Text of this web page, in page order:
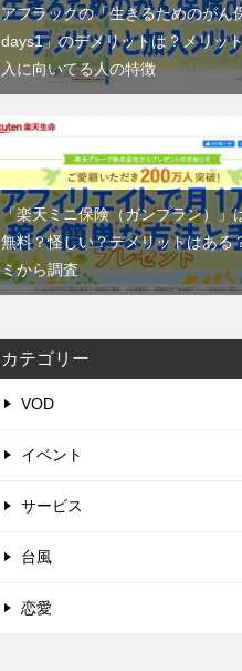
アフラックの「生きるためのがん
days1」のデメリットは？メリッ
入に向いてる人の特徴
「楽天ミニ保険（ガンプラン）」
無料？怪しい？デメリットはある
ミから調査
カテゴリー
VOD
イベント
サービス
台風
恋愛